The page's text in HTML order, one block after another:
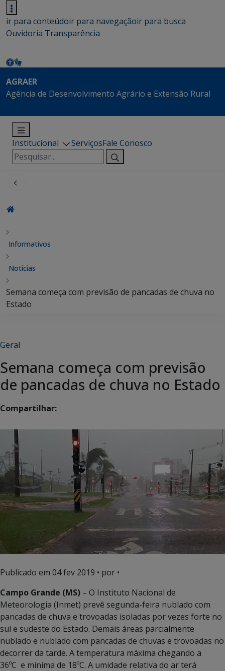
ir para conteúdoir para navegaçãoir para busca
Ouvidoria Transparência
AGRAER
Agência de Desenvolvimento Agrário e Extensão Rural
Institucional ServiçosFale Conosco
Pesquisar
por:
Informativos
Notícias
Semana começa com previsão de pancadas de chuva no
Estado
Geral
Semana começa com previsão
de pancadas de chuva no Estado
Compartilhar:
Publicado em 04 fev 2019 • por •
Campo Grande (MS) – O Instituto Nacional de
Meteorologia (Inmet) prevê segunda-feira nublado com
pancadas de chuva e trovoadas isoladas por vezes forte no
sul e sudeste do Estado. Demais áreas parcialmente
nublado e nublado com pancadas de chuvas e trovoadas no
decorrer da tarde. A temperatura máxima chegando a
36ºC e mínima de 18ºC. A umidade relativa do ar terá